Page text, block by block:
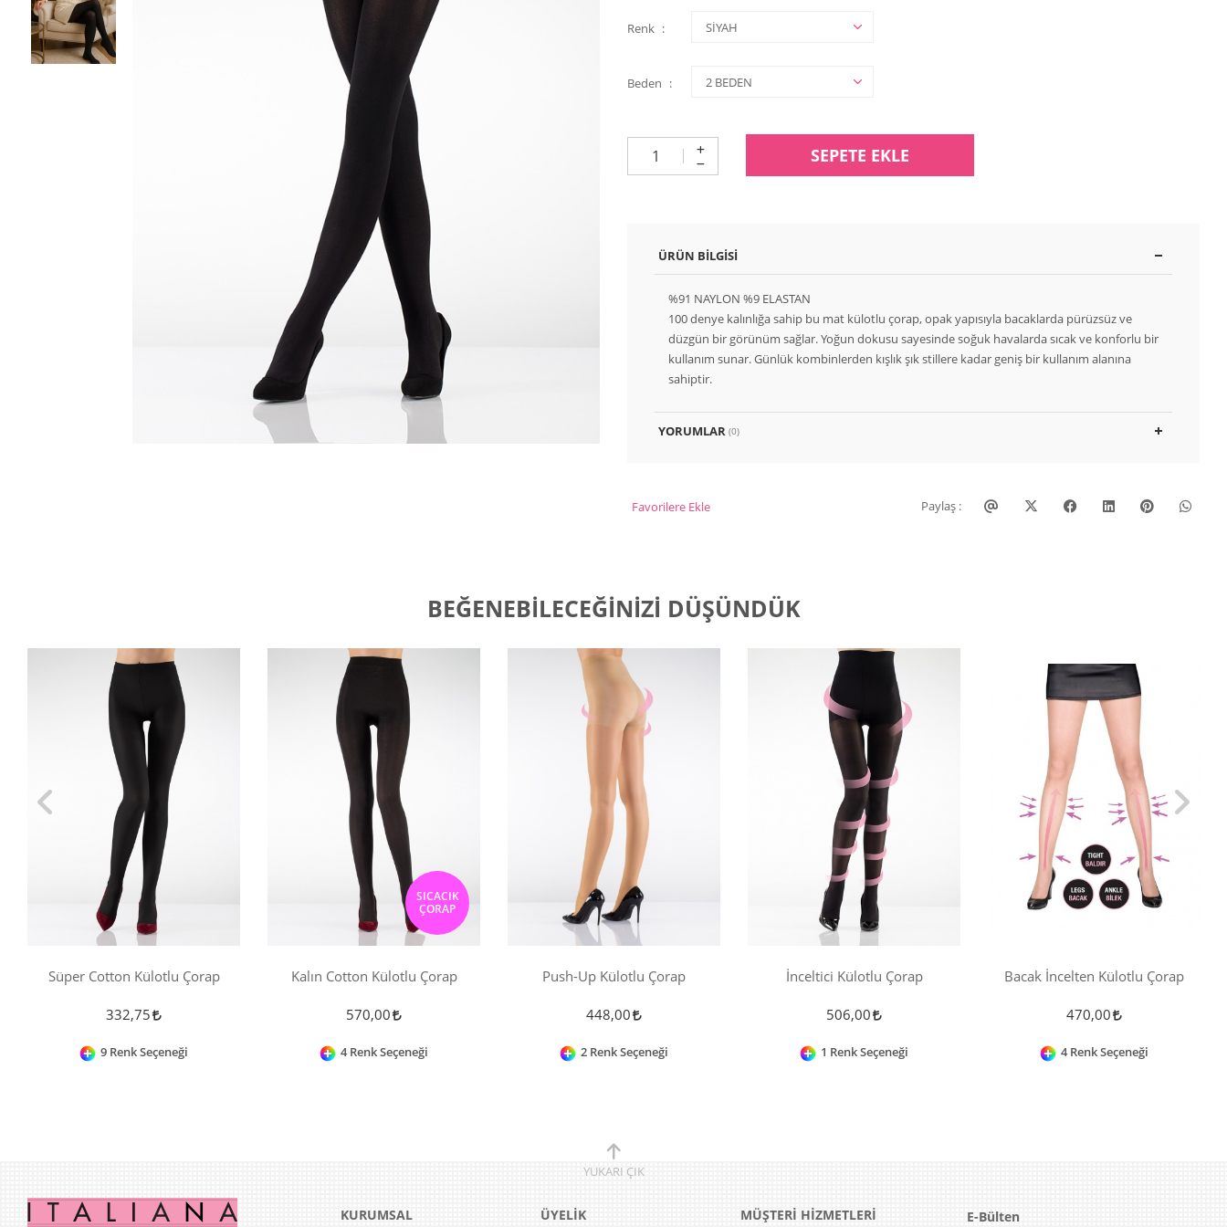
Renk
Beden
SEPETE EKLE
ÜRÜN BILGISI
%91 NAYLON %9 ELASTAN
100 denye kalınlığa sahip bu mat külotlu çorap, opak yapısıyla bacaklarda pürüzsüz ve
düzgün bir görünüm sağlar. Yoğun dokusu sayesinde soğuk havalarda sıcak ve konforlu bir
kullanım sunar. Günlük kombinlerden kışlık şık stillere kadar geniş bir kullanım alanına
sahiptir.
YORUMLAR (0)
Favorilere Ekle Paylaş :
BEĞENEBILECEĞINIZI DÜŞÜNDÜK
Süper Cotton Külotlu Çorap
332,75
9 Renk Seçeneği
SICACIK
ÇORAP
Kalın Cotton Külotlu Çorap
570,00
4 Renk Seçeneği
Push-Up Külotlu Çorap
448,00
2 Renk Seçeneği
İnceltici Külotlu Çorap
506,00
1 Renk Seçeneği
Bacak İncelten Külotlu Çorap
470,00
4 Renk Seçeneği
YUKARI ÇIK
KURUMSAL ÜYELİK MÜŞTERİ HİZMETLERİ E-Bülten